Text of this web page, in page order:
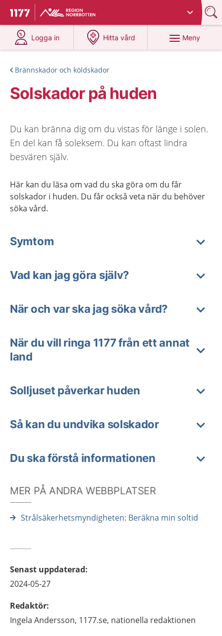
Till startsidan för 1177
Du har valt region
Logga in
på 1177.se
Hitta vård
på 1177.se
Meny
Brännskador och köldskador
Solskador på huden
Du kan bränna dig om du vistas för länge i solen.
En del kan få soleksem. Du kan oftast lindra
besvären själv.
Här kan du läsa om vad du ska göra om du får
solskador i huden. Du får också veta när du behöver
söka vård.
Symtom
Vad kan jag göra själv?
När och var ska jag söka vård?
När du vill ringa 1177 från ett annat
land
Solljuset påverkar huden
Så kan du undvika solskador
Du ska förstå informationen
MER PÅ ANDRA WEBBPLATSER
Strålsäkerhetsmyndigheten: Beräkna min soltid
Senast uppdaterad:
2024-05-27
Redaktör:
Ingela Andersson, 1177.se, nationella redaktionen